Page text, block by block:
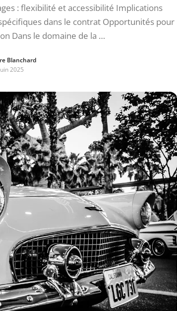
: flexibilité et accessibilité Implications
dans le contrat Opportunités pour
Dans le domaine de la …
Blanchard
2025